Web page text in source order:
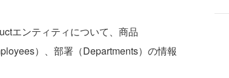
エンティティについて、商品
）、部署（Departments）の情報